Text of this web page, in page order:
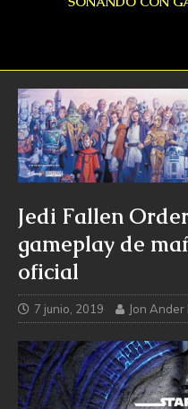
Jedi Fallen
gameplay de
oficial
7 junio, 2019 Jon Ander